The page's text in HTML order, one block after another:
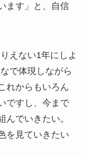
ます」と、自信
えない1年にしよ
で体現しながら
れからもいろん
ですし、今まで
んでいきたい。
を見ていきたい